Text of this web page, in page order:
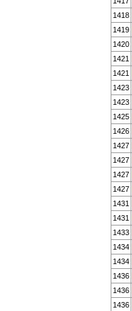
1418
1419
1420
1421
1421
1423
1423
1425
1426
1427
1427
1427
1427
1431
1431
1433
1434
1434
1436
1436
1436